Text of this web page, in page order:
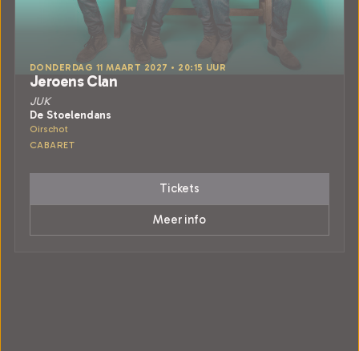
DONDERDAG 11 MAART 2027 • 20:15 UUR
Jeroens Clan
JUK
De Stoelendans
Oirschot
CABARET
Tickets
Meer info